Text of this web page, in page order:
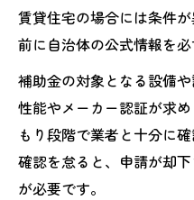
賃貸住宅の場合には条件
前に自治体の公式情報を必
補助金の対象となる設備
性能やメーカー認証が求
もり段階で業者と十分に
確認を怠ると、申請が却
が必要です。